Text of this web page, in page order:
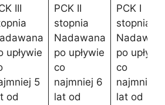
III
upływie
5
od
PCK II
stopnia
Nadawana
po upływie
co
najmniej 6
lat od
PCK I
stopnia
po
co
najmniej 7
lat od